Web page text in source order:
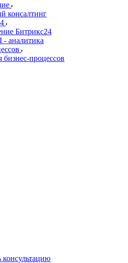
консалтинг
Битрикс24
аналитика
бизнес-процессов
консультацию